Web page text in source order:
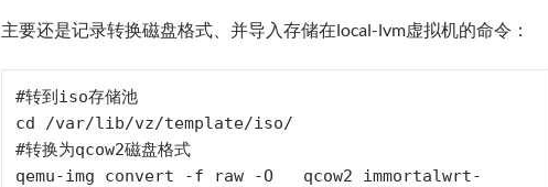
主要还是记录转换磁盘格式、并导入存储在local-lvm虚拟机的命令：
#转到iso存储池
cd /var/lib/vz/template/iso/
#转换为qcow2磁盘格式
qemu-img convert -f raw -O   qcow2 immortalwrt-